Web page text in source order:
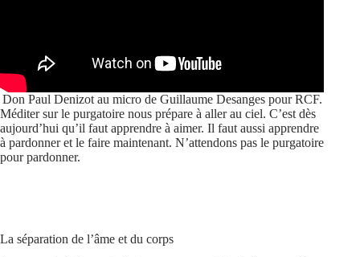
Don Paul Denizot au micro de Guillaume Desanges pour RCF.
Méditer sur le purgatoire nous prépare à aller au ciel. C’est dès
aujourd’hui qu’il faut apprendre à aimer. Il faut aussi apprendre
à pardonner et le faire maintenant. N’attendons pas le purgatoire
pour pardonner.
La séparation de l’âme et du corps